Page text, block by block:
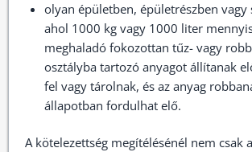
olyan épületben, épületrészben vagy
ahol 1000 kg vagy 1000 liter
meghaladó fokozottan tűz- vagy
osztályba tartozó anyagot állítanak
fel vagy tárolnak, és az anyag
állapotban fordulhat elő.
A kötelezettség megítélésénél nem csak